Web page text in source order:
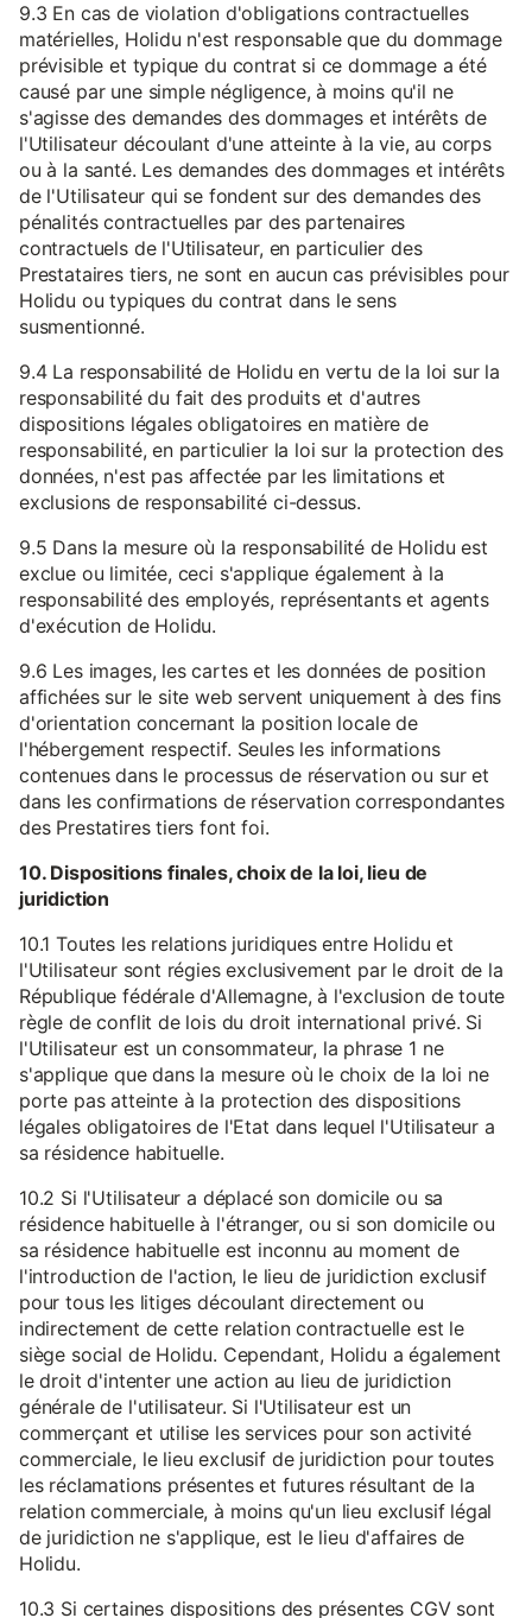
9.3 En cas de violation d'obligations contractuelles
matérielles, Holidu n'est responsable que du dommage
prévisible et typique du contrat si ce dommage a été
causé par une simple négligence, à moins qu'il ne
s'agisse des demandes des dommages et intérêts de
l'Utilisateur découlant d'une atteinte à la vie, au corps
ou à la santé. Les demandes des dommages et intérêts
de l'Utilisateur qui se fondent sur des demandes des
pénalités contractuelles par des partenaires
contractuels de l'Utilisateur, en particulier des
Prestataires tiers, ne sont en aucun cas prévisibles pour
Holidu ou typiques du contrat dans le sens
susmentionné.
9.4 La responsabilité de Holidu en vertu de la loi sur la
responsabilité du fait des produits et d'autres
dispositions légales obligatoires en matière de
responsabilité, en particulier la loi sur la protection des
données, n'est pas affectée par les limitations et
exclusions de responsabilité ci-dessus.
9.5 Dans la mesure où la responsabilité de Holidu est
exclue ou limitée, ceci s'applique également à la
responsabilité des employés, représentants et agents
d'exécution de Holidu.
9.6 Les images, les cartes et les données de position
affichées sur le site web servent uniquement à des fins
d'orientation concernant la position locale de
l'hébergement respectif. Seules les informations
contenues dans le processus de réservation ou sur et
dans les confirmations de réservation correspondantes
des Prestatires tiers font foi.
10. Dispositions finales, choix de la loi, lieu de
juridiction
10.1 Toutes les relations juridiques entre Holidu et
l'Utilisateur sont régies exclusivement par le droit de la
République fédérale d'Allemagne, à l'exclusion de toute
règle de conflit de lois du droit international privé. Si
l'Utilisateur est un consommateur, la phrase 1 ne
s'applique que dans la mesure où le choix de la loi ne
porte pas atteinte à la protection des dispositions
légales obligatoires de l'Etat dans lequel l'Utilisateur a
sa résidence habituelle.
10.2 Si l'Utilisateur a déplacé son domicile ou sa
résidence habituelle à l'étranger, ou si son domicile ou
sa résidence habituelle est inconnu au moment de
l'introduction de l'action, le lieu de juridiction exclusif
pour tous les litiges découlant directement ou
indirectement de cette relation contractuelle est le
siège social de Holidu. Cependant, Holidu a également
le droit d'intenter une action au lieu de juridiction
générale de l'utilisateur. Si l'Utilisateur est un
commerçant et utilise les services pour son activité
commerciale, le lieu exclusif de juridiction pour toutes
les réclamations présentes et futures résultant de la
relation commerciale, à moins qu'un lieu exclusif légal
de juridiction ne s'applique, est le lieu d'affaires de
Holidu.
10.3 Si certaines dispositions des présentes CGV sont